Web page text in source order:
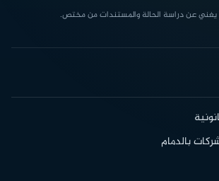
يغني عن دراسة الحالة والمستندات من مختص.
بالدمام